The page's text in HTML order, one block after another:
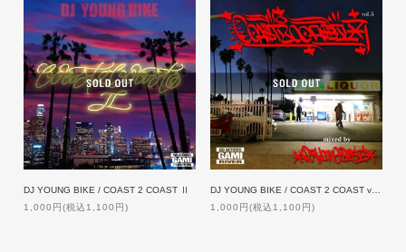
DJ YOUNG BIKE / COAST 2 COAST Ⅱ
1,000円(税込1,100円)
1,000円(税込1,100円)